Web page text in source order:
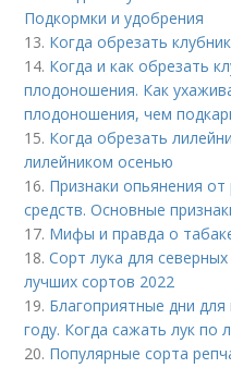
Подкормки и удобрения
13. Когда обрезать
14. Когда и как обрезать
плодоношения. Как
плодоношения, чем
15. Когда обрезать
лилейником осенью
16. Признаки опьянения от
средств. Основные
17. Мифы и правда о
18.Сорт лука для
лучших сортов 2022
19. Благоприятные дни для
году. Когда сажать лук по
20. Популярные сорта